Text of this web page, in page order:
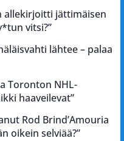
allekirjoitti jättimäisen
vitsi?”
lähtee – palaa
Toronton NHL-
haaveilevat”
Rod Brind’Amouria
oikein selviää?”